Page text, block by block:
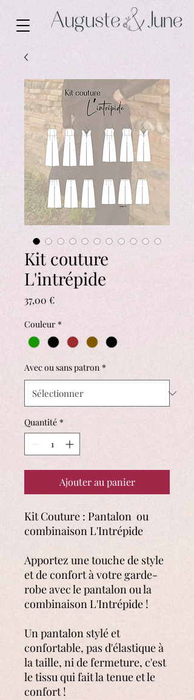
Kit couture
L'intrépide
37,00 €Prix
Couleur *
Avec ou sans patron *
Quantité *
Ajouter au panier
Kit Couture : Pantalon ou
combinaison L'Intrépide
Apportez une touche de style
et de confort à votre garde-
robe avec le pantalon ou la
combinaison L'Intrépide !
Un pantalon stylé et
confortable, pas d'élastique à
la taille, ni de fermeture, c'est
le tissu qui fait la tenue et le
confort !